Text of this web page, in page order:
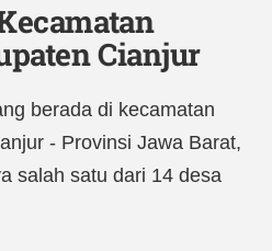
Cianjur
berada di kecamatan
- Provinsi Jawa Barat,
salah satu dari 14 desa